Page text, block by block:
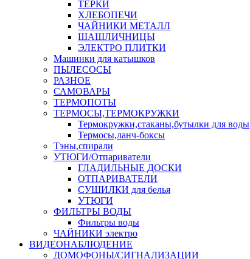
ТЕРКИ
ХЛЕБОПЕЧИ
ЧАЙНИКИ МЕТАЛЛ
ШАШЛИЧНИЦЫ
ЭЛЕКТРО ПЛИТКИ
Машинки для катышков
ПЫЛЕСОСЫ
РАЗНОЕ
САМОВАРЫ
ТЕРМОПОТЫ
ТЕРМОСЫ,ТЕРМОКРУЖКИ
Термокружки,стаканы,бутылки для воды
Термосы,ланч-боксы
Тэны,спирали
УТЮГИ/Отпариватели
ГЛАДИЛЬНЫЕ ДОСКИ
ОТПАРИВАТЕЛИ
СУШИЛКИ для белья
УТЮГИ
ФИЛЬТРЫ ВОДЫ
Фильтры воды
ЧАЙНИКИ электро
ВИДЕОНАБЛЮДЕНИЕ
ДОМОФОНЫ/СИГНАЛИЗАЦИИ